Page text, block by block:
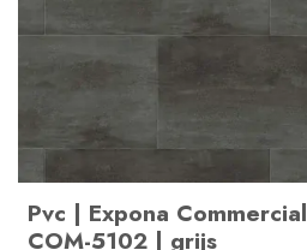
Pvc | Expona Commercial
COM-5102 | grijs